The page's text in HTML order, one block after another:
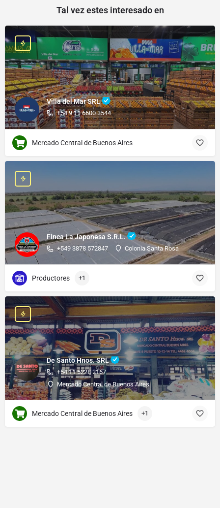
Tal vez estes interesado en
Villa del Mar SRL
+54 9 11 6600 3544
Mercado Central de Buenos Aires
Finca La Japonesa S.R.L.
+549 3878 572847 Colonia Santa Rosa
Productores +1
De Santo Hnos. SRL
+54 11 5228 2167
Mercado Central de Buenos Aires
Mercado Central de Buenos Aires +1